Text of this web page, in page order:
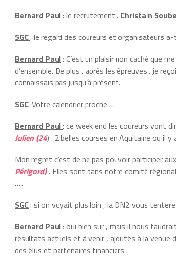
Bernard Paul: le recrutement . Christain
SGC: le regard des coureurs et organisateurs
Bernard Paul: C’est un plaisir non caché que
d’ensemble. De plus , aprés les épreuves , je
connaissais pas jusqu’à présent.
SGC:Votre calendrier proche …
Bernard Paul: ce week end les coureurs vont
Julien (24) . 2 belles courses en Aquitaine ou il
Mon regret c’est de ne pas pouvoir participer
Périgord). Elles sont dans notre comité
…..
SGC: si on voyait plus loin , la DN2 vous
Bernard Paul: oui bien sur , mais il nous
résultats actuels et à venir , ajoutés à la venue
des élus et partenaires financiers .